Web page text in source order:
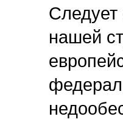
Следует
нашей